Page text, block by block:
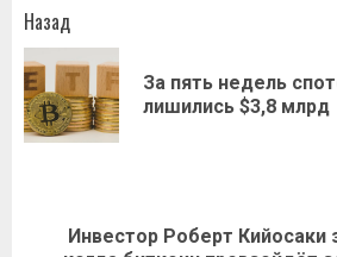
Навигация
записи
Назад
За пять недель
лишились $3,8 млрд
Следующая
Инвестор Роберт Кийосаки